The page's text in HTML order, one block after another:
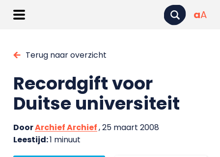
aA
Terug naar overzicht
Recordgift voor
Duitse universiteit
DoorArchief Archief, 25 maart 2008
Leestijd:1 minuut